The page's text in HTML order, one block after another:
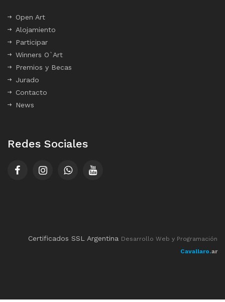
Open Art
Alojamiento
Participar
Winners O`Art
Premios y Becas
Jurado
Contacto
News
Redes Sociales
Certificados SSL Argentina Desarrollo Web y Programación
Cavallaro.ar